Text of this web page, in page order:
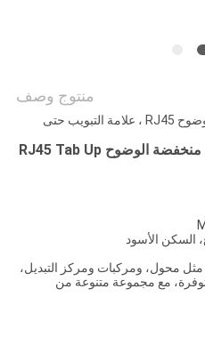
منتوج وصف
من خلال الثقب مخصص منخفضة الوضوح RJ45 ، علامة التبويب حتى
مُحدّد مُوصّل شبكة LAN الإناثية منخفضة الوضوح RJ45 Tab Up
مثل محول، ومركبات ومركز التبديل،
مع مجموعة متنوعة من